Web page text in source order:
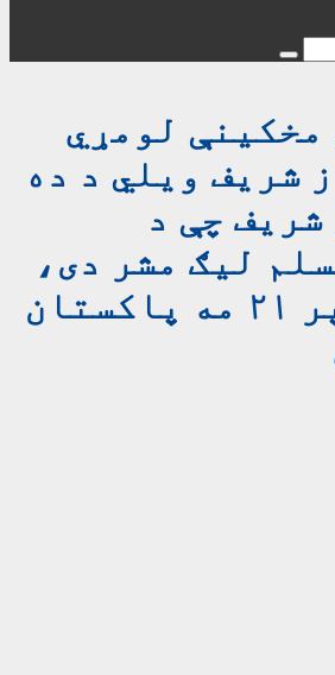
مخکینې لومړي
شریف ویلي د ده
چې د
لیګ مشر دی،
د اکتوبر پر ۲۱ مه پاکستان